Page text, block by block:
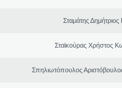
Σταμάτης Δημήτριος
Σταϊκούρας Χρήστος
Σπηλιωτόπουλος